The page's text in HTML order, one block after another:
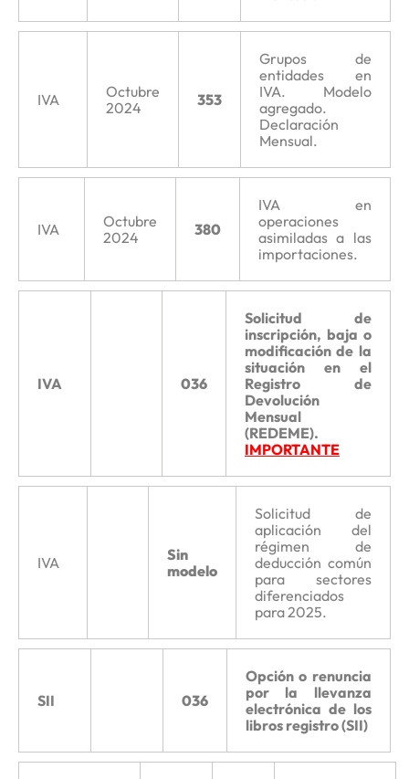
IVA
Octubre
2024
353
Grupos de
entidades en
IVA. Modelo
agregado.
Declaración
Mensual.
IVA
Octubre
2024
380
IVA en
operaciones
asimiladas a las
importaciones.
IVA 036
Solicitud de
inscripción, baja o
modificación de la
situación en el
Registro de
Devolución
Mensual
(REDEME).
IMPORTANTE
IVA
Sin
modelo
Solicitud de
aplicación del
régimen de
deducción común
para sectores
diferenciados
para 2025.
SII 036
Opción o renuncia
por la llevanza
electrónica de los
libros registro (SII)